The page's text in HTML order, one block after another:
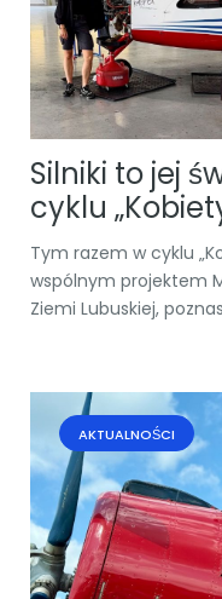
Silniki to jej
cyklu
Tym razem w cyklu
wspólnym projektem
Ziemi Lubuskiej,
AKTUALNOŚCI